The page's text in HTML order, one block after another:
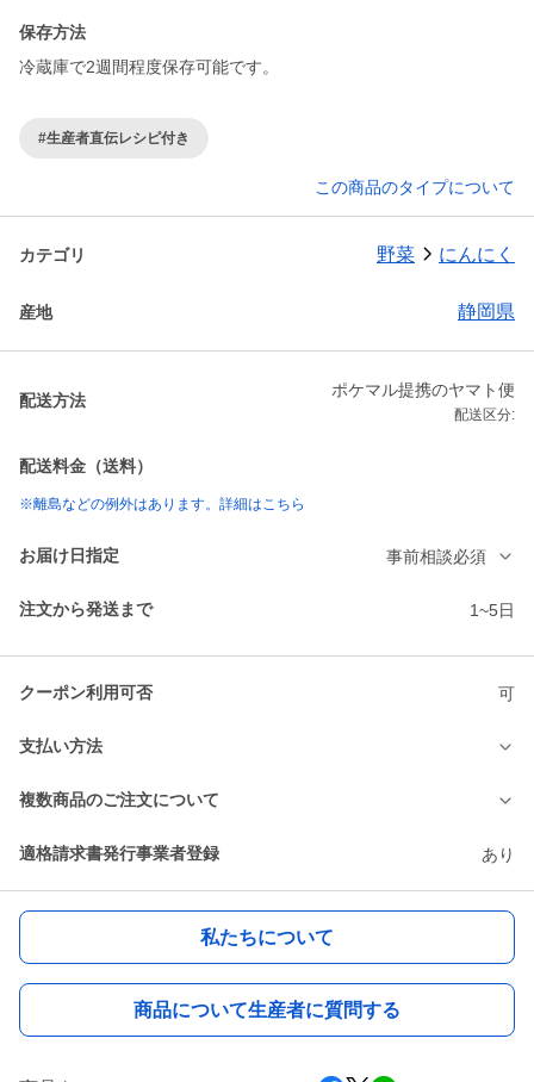
保存方法
冷蔵庫で2週間程度保存可能です。
#生産者直伝レシピ付き
この商品のタイプについて
カテゴリ 野菜 にんにく
産地 静岡県
配送方法
ポケマル提携のヤマト便
配送区分:
配送料金（送料）
※離島などの例外はあります。詳細はこちら
お届け日指定 事前相談必須
注文から発送まで 1~5日
クーポン利用可否 可
支払い方法
複数商品のご注文について
適格請求書発行事業者登録 あり
私たちについて
商品について生産者に質問する